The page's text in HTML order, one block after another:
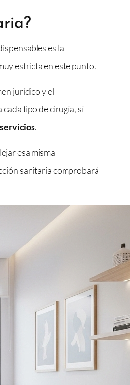
es la
estricta en este punto.
jurídico y el
tipo de cirugía, sí
.
esa misma
sanitaria comprobará